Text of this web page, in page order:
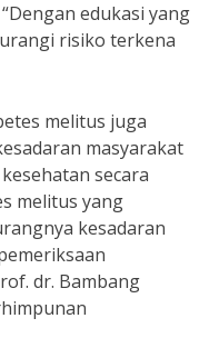
edukasi yang
risiko terkena
melitus juga
masyarakat
secara
melitus yang
kesadaran
dr. Bambang